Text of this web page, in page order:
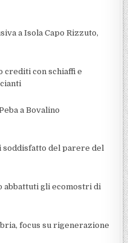
a Isola Capo Rizzuto,
crediti con schiaffi e
a Bovalino
soddisfatto del parere del
abbattuti gli ecomostri di
focus su rigenerazione